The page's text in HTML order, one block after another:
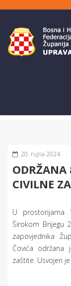
20. rujna 2024.
ODRŽANA
CIVILNE
U prostorijama
Širokom Brijegu
zapovjednika
Čovića održana
zaštite. Usvojen